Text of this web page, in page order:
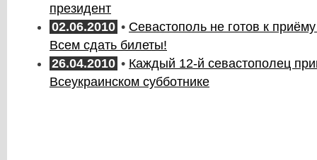
президент
02.06.2010 • Севастополь не готов к
Всем сдать билеты!
26.04.2010 • Каждый 12-й севастополец
Всеукраинском субботнике